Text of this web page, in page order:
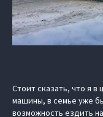
Стоит сказать, что я
машины, в семье уже
возможность ездить